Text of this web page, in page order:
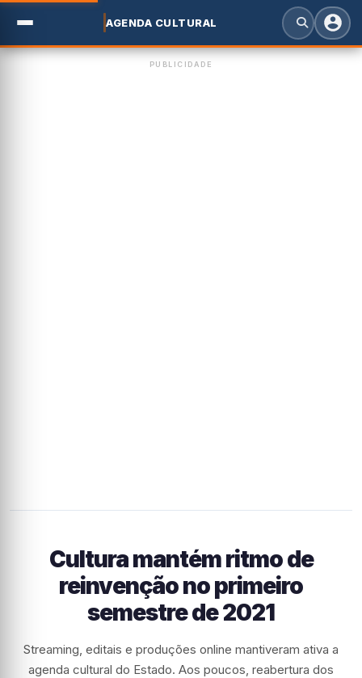
AGENDA CULTURAL
PUBLICIDADE
Cultura mantém ritmo de
reinvenção no primeiro
semestre de 2021
Streaming, editais e produções online mantiveram ativa a
agenda cultural do Estado. Aos poucos, reabertura dos